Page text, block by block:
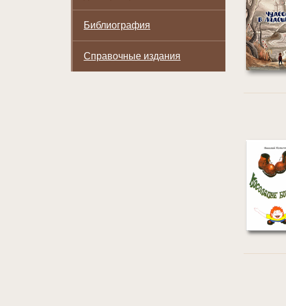
Библиография
Справочные издания